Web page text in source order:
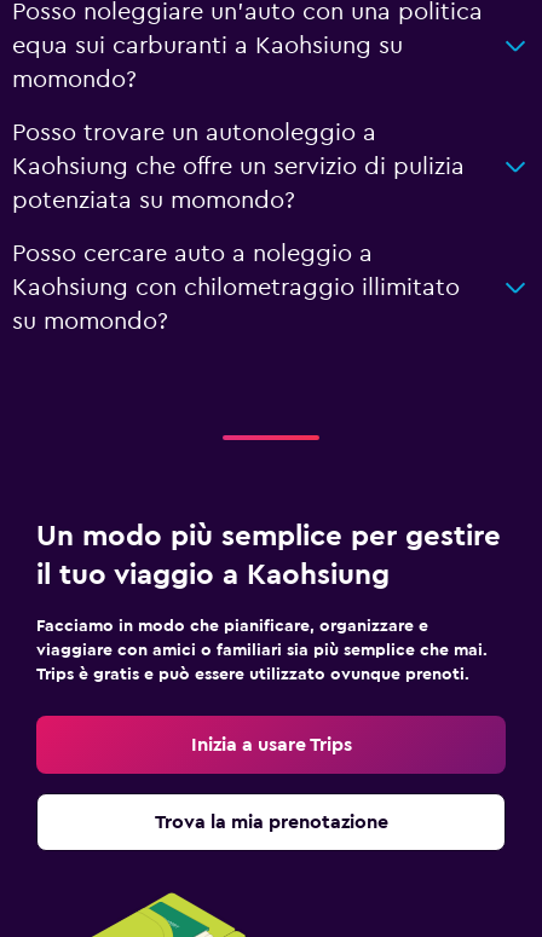
Posso noleggiare un'auto con una politica
equa sui carburanti a Kaohsiung su
momondo?
Posso trovare un autonoleggio a
Kaohsiung che offre un servizio di pulizia
potenziata su momondo?
Posso cercare auto a noleggio a
Kaohsiung con chilometraggio illimitato
su momondo?
Un modo più semplice per gestire
il tuo viaggio a Kaohsiung
Facciamo in modo che pianificare, organizzare e
viaggiare con amici o familiari sia più semplice che mai.
Trips è gratis e può essere utilizzato ovunque prenoti.
Inizia a usare Trips
Trova la mia prenotazione